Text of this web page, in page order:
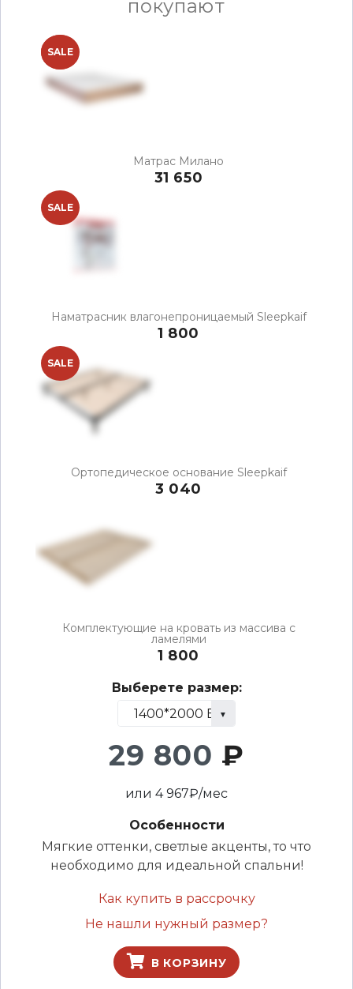
покупают
NEW
SALE
Матрас Милано
31 650
SALE
Наматрасник влагонепроницаемый Sleepkaif
1 800
SALE
Ортопедическое основание Sleepkaif
3 040
Комплектующие на кровать из массива с
ламелями
1 800
Выберете размер:
29 800 ₽
или 4 967₽/мес
Особенности
Мягкие оттенки, светлые акценты, то что
необходимо для идеальной спальни!
Как купить в рассрочку
Не нашли нужный размер?
В КОРЗИНУ